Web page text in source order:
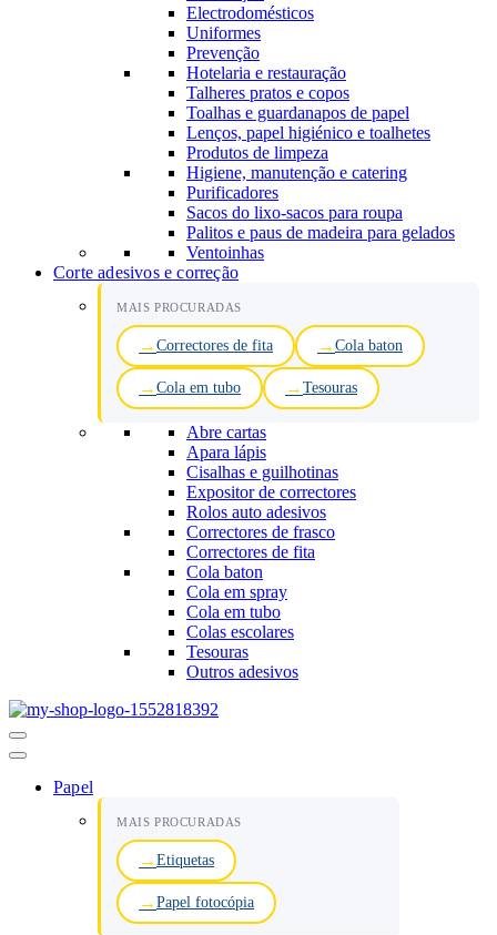
Electrodomésticos
Uniformes
Prevenção
Hotelaria e restauração
Talheres pratos e copos
Toalhas e guardanapos de papel
Lenços, papel higiénico e toalhetes
Produtos de limpeza
Higiene, manutenção e catering
Purificadores
Sacos do lixo-sacos para roupa
Palitos e paus de madeira para gelados
Ventoinhas
Corte adesivos e correção
MAIS PROCURADAS
Correctores de fita Cola baton
Cola em tubo Tesouras
Abre cartas
Apara lápis
Cisalhas e guilhotinas
Expositor de correctores
Rolos auto adesivos
Correctores de frasco
Correctores de fita
Cola baton
Cola em spray
Cola em tubo
Colas escolares
Tesouras
Outros adesivos
Menu
de
Papel
MAIS PROCURADAS
Etiquetas
Papel fotocópia